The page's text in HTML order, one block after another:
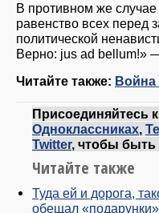
В противном же случае
равенство всех перед
политической
Верно: jus ad bellum!»
Читайте также: Война
Присоединяйтесь
Одноклассниках,
Twitter, чтобы быть
Читайте также
Туда ей и дорога,
обещал